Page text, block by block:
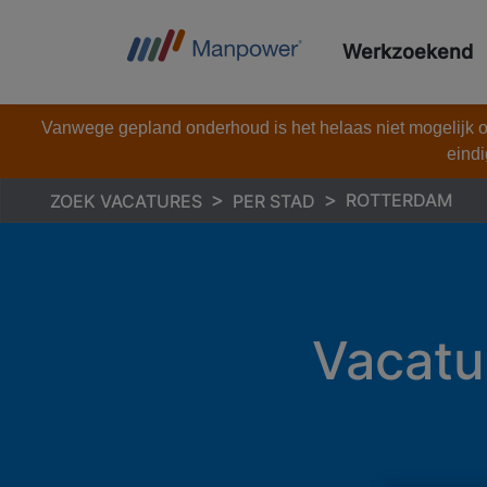
Werkzoekend
Vanwege gepland onderhoud is het helaas niet mogelijk
ZOEK VACATURES PER STAD ROTTERDAM